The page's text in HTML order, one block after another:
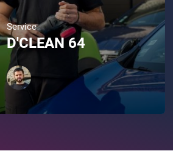
Service
D'CLEAN 64